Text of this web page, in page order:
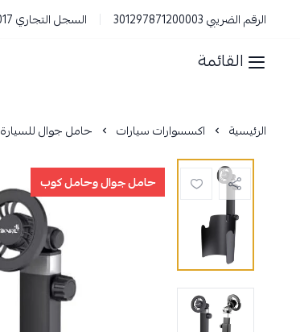
الرقم الضريبي 301297871200003 السجل التجاري 1132100017
القائمة
الرئيسية اكسسوارات سيارات حامل جوال للسيارة
حامل جوال وحامل كوب